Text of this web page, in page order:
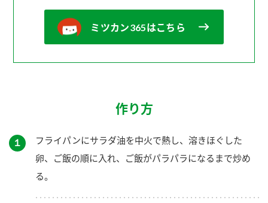
ミツカン365はこちら
作り方
１
フライパンにサラダ油を中火で熱し、溶きほぐした
卵、ご飯の順に入れ、ご飯がパラパラになるまで炒め
る。